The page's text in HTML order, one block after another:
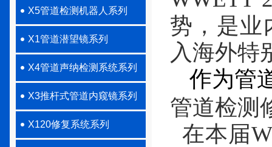
X5管道检测机器人系列
X1管道潜望镜系列
X4管道声纳检测系统系列
X3推杆式管道内窥镜系列
X120修复系统系列
势，是业
入海外特
作为管
管道检测
在本届